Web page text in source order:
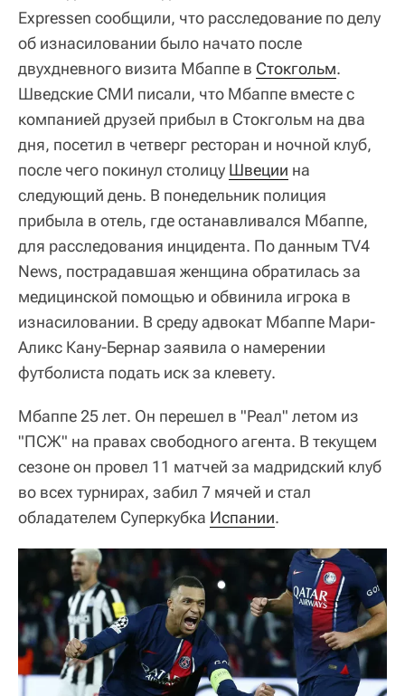
Expressen сообщили, что расследование по делу
об изнасиловании было начато после
двухдневного визита Мбаппе в Стокгольм.
Шведские СМИ писали, что Мбаппе вместе с
компанией друзей прибыл в Стокгольм на два
дня, посетил в четверг ресторан и ночной клуб,
после чего покинул столицу Швеции на
следующий день. В понедельник полиция
прибыла в отель, где останавливался Мбаппе,
для расследования инцидента. По данным TV4
News, пострадавшая женщина обратилась за
медицинской помощью и обвинила игрока в
изнасиловании. В среду адвокат Мбаппе Мари-
Аликс Кану-Бернар заявила о намерении
футболиста подать иск за клевету.
Мбаппе 25 лет. Он перешел в "Реал" летом из
"ПСЖ" на правах свободного агента. В текущем
сезоне он провел 11 матчей за мадридский клуб
во всех турнирах, забил 7 мячей и стал
обладателем Суперкубка Испании.